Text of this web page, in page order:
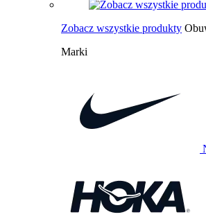
Zobacz wszystkie produkty
Marki